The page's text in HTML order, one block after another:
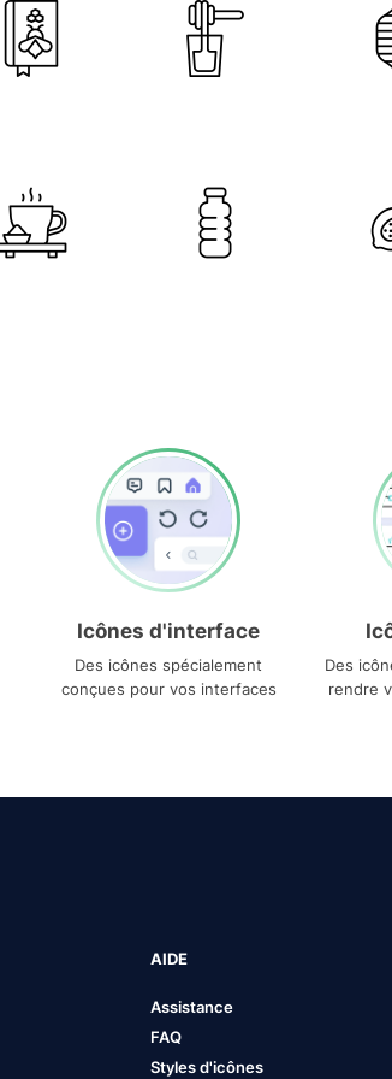
Icônes d'interface
Des icônes spécialement
conçues pour vos interfaces
Des
rendre
AIDE
Assistance
FAQ
Styles d'icônes